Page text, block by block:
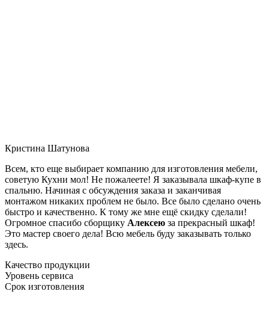
Кристина Шатунова
Всем, кто еще выбирает компанию для изготовления мебели,
советую Кухни мол! Не пожалеете! Я заказывала шкаф-купе в
спальню. Начиная с обсуждения заказа и заканчивая
монтажом никаких проблем не было. Все было сделано очень
быстро и качественно. К тому же мне ещё скидку сделали!
Огромное спасибо сборщику Алексею за прекрасный шкаф!
Это мастер своего дела! Всю мебель буду заказывать только
здесь.
Качество продукции
Уровень сервиса
Срок изготовления